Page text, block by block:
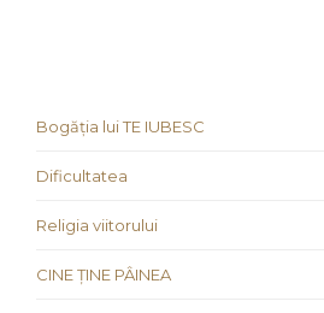
Bogăția lui TE IUBESC
Dificultatea
Religia viitorului
CINE ȚINE PÂINEA